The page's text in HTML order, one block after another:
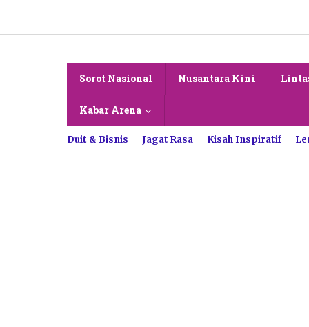
konten
Sorot Nasional Nusantara Kini
Kabar Arena
Duit & Bisnis Jagat Rasa Kisah Inspiratif